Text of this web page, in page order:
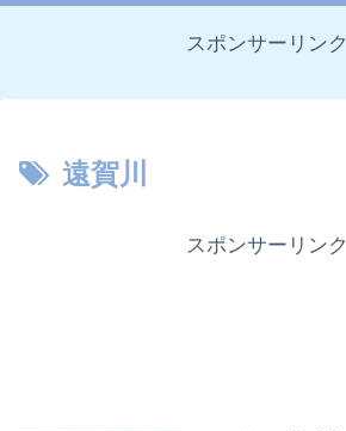
スポンサーリンク
遠賀川
スポンサーリンク